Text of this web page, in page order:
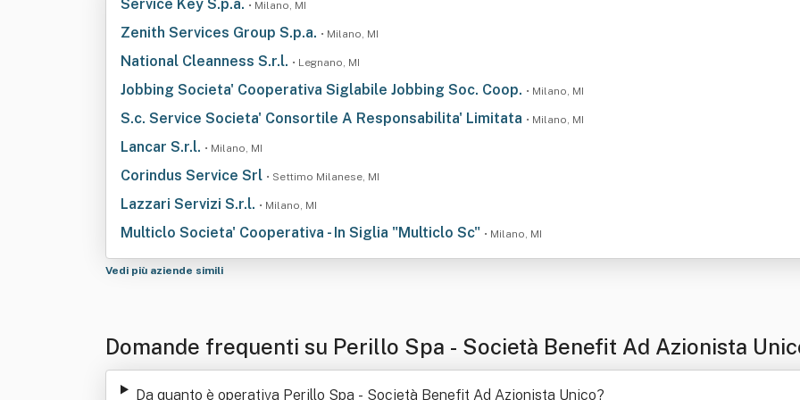
Service Key S.p.a. • Milano, MI
Zenith Services Group S.p.a. • Milano, MI
National Cleanness S.r.l. • Legnano, MI
Jobbing Societa' Cooperativa Siglabile Jobbing Soc. Coop. • Milano, MI
S.c. Service Societa' Consortile A Responsabilita' Limitata • Milano, MI
Lancar S.r.l. • Milano, MI
Corindus Service Srl • Settimo Milanese, MI
Lazzari Servizi S.r.l. • Milano, MI
Multiclo Societa' Cooperativa - In Siglia "Multiclo Sc" • Milano, MI
Vedi più aziende simili
Domande frequenti su Perillo Spa - Società Benefit Ad Azionista
Da quanto è operativa Perillo Spa - Società Benefit Ad Azionista Unico?